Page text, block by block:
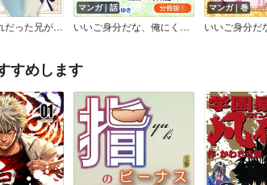
の勇者は転生し、学園で無自覚に無双する～
マンガ｜話
いいご身分だな、俺にくれよ ～下剋上貴族の異世界ハーレム戦記～【分冊版】
マンガ｜巻
すめします